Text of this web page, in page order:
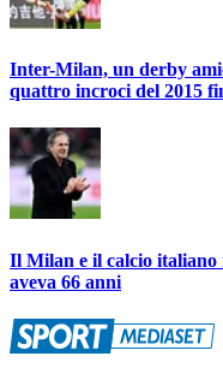
Inter-Milan, un derby
quattro incroci del 2015
Il Milan e il calcio
aveva 66 anni